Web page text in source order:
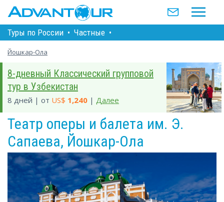
Туры по Росcии • Частные •
Йошкар-Ола
8-дневный Классический групповой
тур в Узбекистан
8 дней | от US$ 1,240 | Далее
Театр оперы и балета им. Э.
Сапаева, Йошкар-Ола